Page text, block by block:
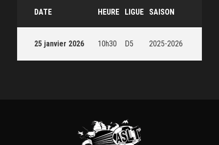
DATE HEURE LIGUE SAISON
25 janvier 2026 10h30 D5 2025-2026